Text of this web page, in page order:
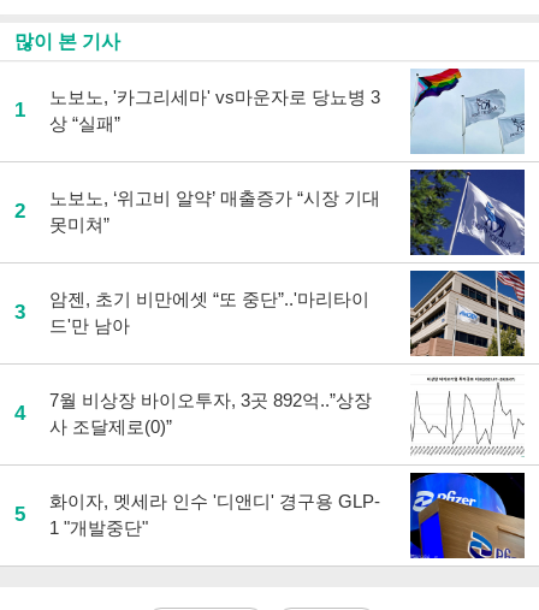
많이 본 기사
1
노보노, '카그리세마' vs마운자로 당뇨병 3
상 “실패”
2
노보노, ‘위고비 알약’ 매출증가 “시장 기대
못미쳐”
3
암젠, 초기 비만에셋 “또 중단”..'마리타이
드'만 남아
4
7월 비상장 바이오투자, 3곳 892억..”상장
사 조달제로(0)”
5
화이자, 멧세라 인수 '디앤디' 경구용 GLP-
1 "개발중단"